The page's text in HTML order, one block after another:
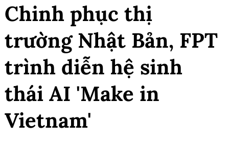
Chinh phục thị
trường Nhật Bản, FPT
trình diễn hệ sinh
thái AI 'Make in
Vietnam'